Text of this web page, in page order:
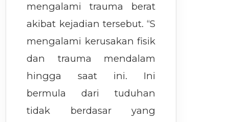
mengalami trauma berat
akibat kejadian tersebut. “S
mengalami kerusakan fisik
dan trauma mendalam
hingga saat ini. Ini
bermula dari tuduhan
tidak berdasar yang